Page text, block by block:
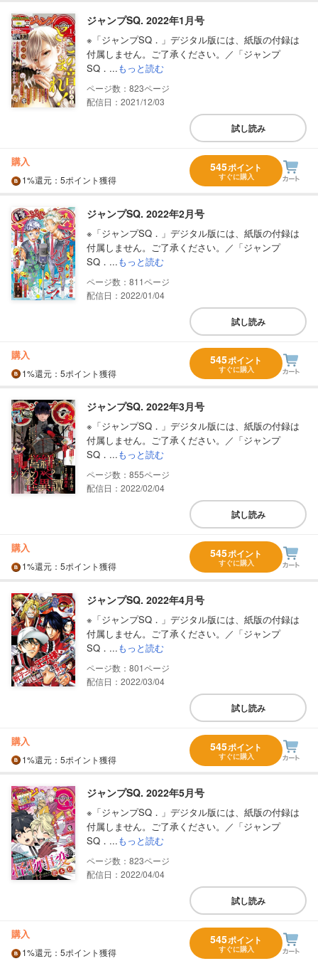
ジャンプSQ. 2022年1月号
※「ジャンプSQ．」デジタル版には、紙版の付録は
付属しません。ご了承ください。／「ジャンプ
SQ．...もっと読む
823
配信日：2021/12/03
試し読み
購入
1%還元 ：5ポイント獲得
545ポイント
すぐに購入
ジャンプSQ. 2022年2月号
※「ジャンプSQ．」デジタル版には、紙版の付録は
付属しません。ご了承ください。／「ジャンプ
SQ．...もっと読む
811
配信日：2022/01/04
試し読み
購入
1%還元 ：5ポイント獲得
545ポイント
すぐに購入
ジャンプSQ. 2022年3月号
※「ジャンプSQ．」デジタル版には、紙版の付録は
付属しません。ご了承ください。／「ジャンプ
SQ．...もっと読む
855
配信日：2022/02/04
試し読み
購入
1%還元 ：5ポイント獲得
545ポイント
すぐに購入
ジャンプSQ. 2022年4月号
※「ジャンプSQ．」デジタル版には、紙版の付録は
付属しません。ご了承ください。／「ジャンプ
SQ．...もっと読む
801
配信日：2022/03/04
試し読み
購入
1%還元 ：5ポイント獲得
545ポイント
すぐに購入
ジャンプSQ. 2022年5月号
※「ジャンプSQ．」デジタル版には、紙版の付録は
付属しません。ご了承ください。／「ジャンプ
SQ．...もっと読む
823
配信日：2022/04/04
試し読み
購入
1%還元 ：5ポイント獲得
545ポイント
すぐに購入